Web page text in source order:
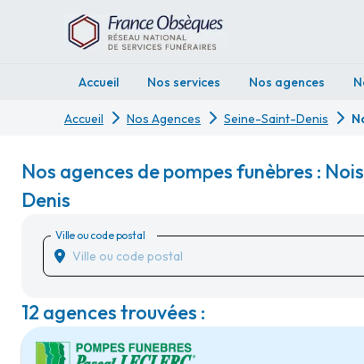
Accueil Nos services Nos agences
Accueil Nos Agences Seine-Saint-Denis
Nos agences de pompes funèbres :
Denis
Ville ou code postal
12 agences trouvées :